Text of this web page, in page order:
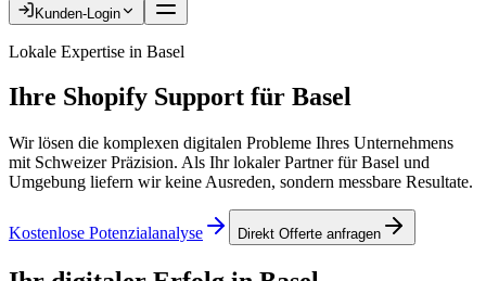
Kunden-Login
Lokale Expertise in Basel
Ihre Shopify Support für Basel
Wir lösen die komplexen digitalen Probleme Ihres Unternehmens
mit Schweizer Präzision. Als Ihr lokaler Partner fürBasel und
Umgebung liefern wir keine Ausreden, sondern messbare Resultate.
Kostenlose Potenzialanalyse Direkt Offerte anfragen